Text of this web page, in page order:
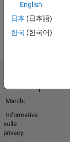
Guarda
tutto
English
日本 (日本語)
한국 (한국어)
fiducia
Marchi
Informativa
sulla
privacy